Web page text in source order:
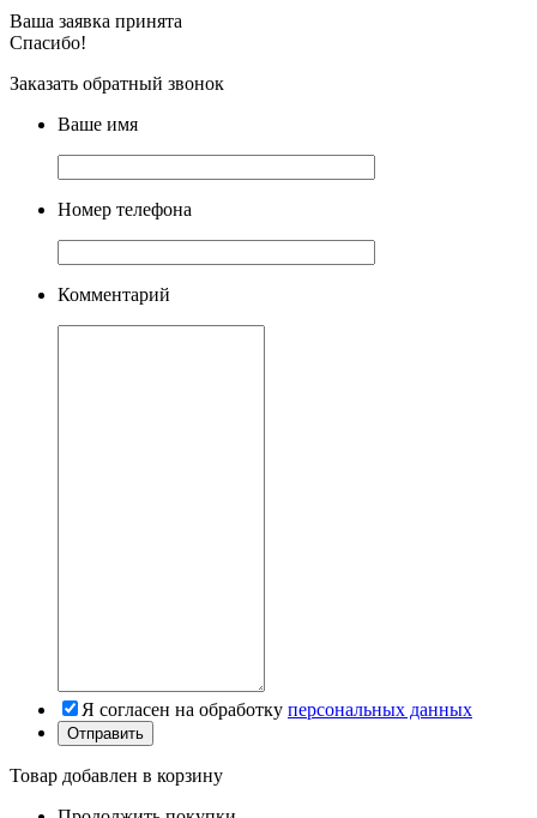
Ваша заявка принята
Спасибо!
Заказать обратный звонок
Ваше имя
Номер телефона
Комментарий
Я согласен на обработку персональных данных
Товар добавлен в корзину